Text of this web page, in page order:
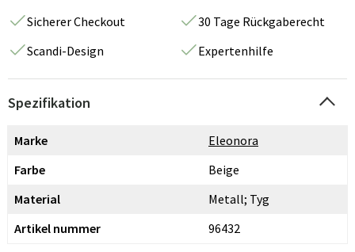
Sicherer Checkout
30 Tage Rückgaberecht
Scandi-Design
Expertenhilfe
Spezifikation
Marke
Eleonora
Farbe
Beige
Material
Metall; Tyg
Artikel nummer
96432